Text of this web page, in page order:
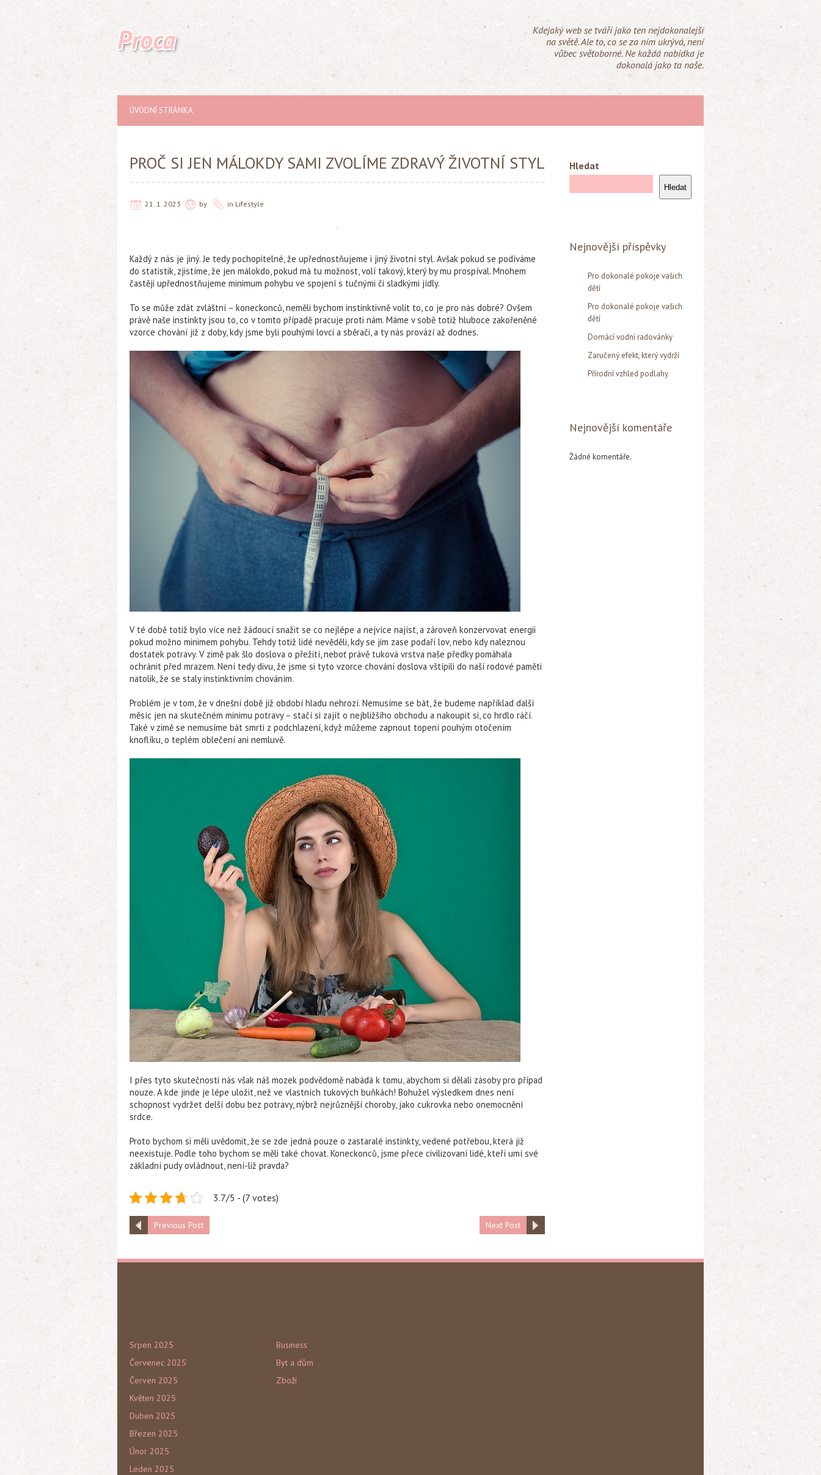
Proca
Kdejaký web se tváří jako ten nejdokonalejší
na světě. Ale to, co se za ním ukrývá, není
vůbec světoborné. Ne každá nabídka je
dokonalá jako ta naše.
ÚVODNÍ STRÁNKA
PROČ SI JEN MÁLOKDY SAMI ZVOLÍME ZDRAVÝ ŽIVOTNÍ STYL
21. 1. 2023 by in Lifestyle
Každý z nás je jiný. Je tedy pochopitelné, že upřednostňujeme i jiný životní styl. Avšak pokud se podíváme
do statistik, zjistíme, že jen málokdo, pokud má tu možnost, volí takový, který by mu prospíval. Mnohem
častěji upřednostňujeme minimum pohybu ve spojení s tučnými či sladkými jídly.
To se může zdát zvláštní – koneckonců, neměli bychom instinktivně volit to, co je pro nás dobré? Ovšem
právě naše instinkty jsou to, co v tomto případě pracuje proti nám. Máme v sobě totiž hluboce zakořeněné
vzorce chování již z doby, kdy jsme byli pouhými lovci a sběrači, a ty nás provází až dodnes.
V té době totiž bylo více než žádoucí snažit se co nejlépe a nejvíce najíst, a zároveň konzervovat energii
pokud možno minimem pohybu. Tehdy totiž lidé nevěděli, kdy se jim zase podaří lov, nebo kdy naleznou
dostatek potravy. V zimě pak šlo doslova o přežití, neboť právě tuková vrstva naše předky pomáhala
ochránit před mrazem. Není tedy divu, že jsme si tyto vzorce chování doslova vštípili do naší rodové paměti
natolik, že se staly instinktivním chováním.
Problém je v tom, že v dnešní době již období hladu nehrozí. Nemusíme se bát, že budeme například další
měsíc jen na skutečném minimu potravy – stačí si zajít o nejbližšího obchodu a nakoupit si, co hrdlo ráčí.
Také v zimě se nemusíme bát smrti z podchlazení, když můžeme zapnout topení pouhým otočením
knoflíku, o teplém oblečení ani nemluvě.
I přes tyto skutečnosti nás však náš mozek podvědomě nabádá k tomu, abychom si dělali zásoby pro případ
nouze. A kde jinde je lépe uložit, než ve vlastních tukových buňkách! Bohužel výsledkem dnes není
schopnost vydržet delší dobu bez potravy, nýbrž nejrůznější choroby, jako cukrovka nebo onemocnění
srdce.
Proto bychom si měli uvědomit, že se zde jedná pouze o zastaralé instinkty, vedené potřebou, která již
neexistuje. Podle toho bychom se měli také chovat. Koneckonců, jsme přece civilizovaní lidé, kteří umí své
základní pudy ovládnout, není-liž pravda?
3.7/5 - (7 votes)
Previous Post Next Post
Hledat
Hledat
Nejnovější příspěvky
Pro dokonalé pokoje vašich
dětí
Pro dokonalé pokoje vašich
dětí
Domácí vodní radovánky
Zaručený efekt, který vydrží
Přírodní vzhled podlahy
Nejnovější komentáře
Žádné komentáře.
Srpen 2025
Červenec 2025
Červen 2025
Květen 2025
Duben 2025
Březen 2025
Únor 2025
Leden 2025
Business
Byt a dům
Zboží